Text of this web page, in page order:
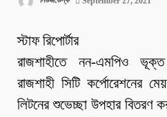
স্টাফ রিপোর্টার
রাজশাহীতে নন-এমপিও ভূক্ত
রাজশাহী সিটি কর্পোরেশনের
লিটনের শুভেচ্ছা উপহার বিতরণ